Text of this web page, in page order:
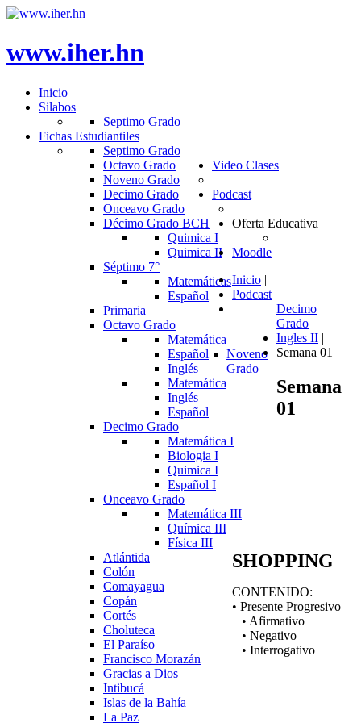
www.iher.hn
Inicio
Silabos
Septimo Grado
Fichas Estudiantiles
Septimo Grado
Octavo Grado
Noveno Grado
Decimo Grado
Onceavo Grado
Video Clases
Décimo Grado BCH
Quimica I
Quimica II
Séptimo 7°
Matemáticas
Español
Podcast
Primaria
Octavo Grado
Matemática
Español
Inglés
Noveno
Grado
Matemática
Inglés
Español
Decimo Grado
Matemática I
Biologia I
Quimica I
Español I
Onceavo Grado
Matemática III
Química III
Física III
Oferta Educativa
Atlántida
Colón
Comayagua
Copán
Cortés
Choluteca
El Paraíso
Francisco Morazán
Gracias a Dios
Intibucá
Islas de la Bahía
La Paz
Moodle
Inicio |
Podcast |
Decimo
Grado |
Ingles II |
Semana 01
Semana
01
SHOPPING
CONTENIDO:
• Presente Progresivo
• Afirmativo
• Negativo
• Interrogativo